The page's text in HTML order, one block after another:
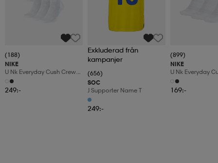
(188)
NIKE
U Nk Everyday Cush Crew
6pr-Bd
249:-
Exkluderad från
kampanjer
(656)
SOC
J Supporter Name T
249:-
(899)
NIKE
U Nk Everyday
3pr
169:-